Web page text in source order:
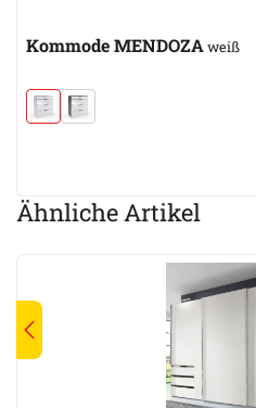
Kommode MENDOZAweiß
Ähnliche Artikel